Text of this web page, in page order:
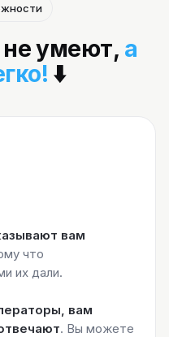
не умеют, а
⬇️
вам
что
их дали.
вам
. Вы можете